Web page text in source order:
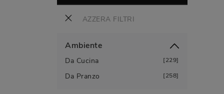
AZZERA FILTRI
Ambiente
Da Cucina 229
Da Pranzo 258